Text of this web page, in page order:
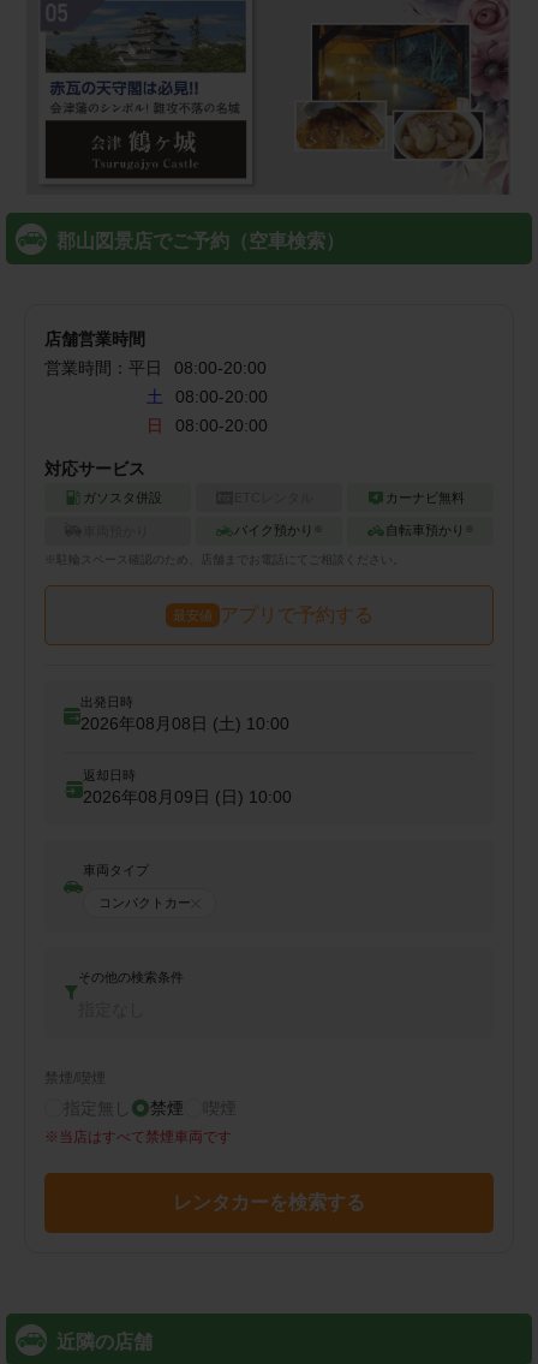
郡山図景店でご予約（空車検索）
店舗営業時間
営業時間： 平日 08:00-20:00
土
08:00-20:00
日
08:00-20:00
対応サービス
ガソスタ併設 カーナビ無料
バイク預かり ※ 自転車預かり ※
※ スペース確認のため、店舗までお電話にてご相談ください。
最安値 アプリで予約する
出発日時
2026年08月08日 (土) 10:00
返却日時
2026年08月09日 (日) 10:00
車両タイプ
コンパクトカー
その他の検索条件
禁煙/喫煙
指定無し 禁煙 喫煙
※ 当店はすべて禁煙車両です
レンタカーを検索する
近隣の店舗